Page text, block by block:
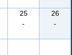
25
-
26
-